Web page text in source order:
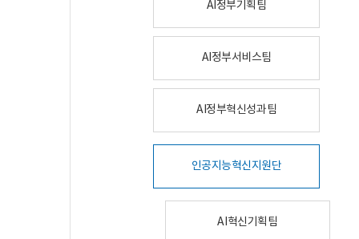
AI정부기획팀
AI정부서비스팀
AI정부혁신성과팀
인공지능혁신지원단
AI혁신기획팀